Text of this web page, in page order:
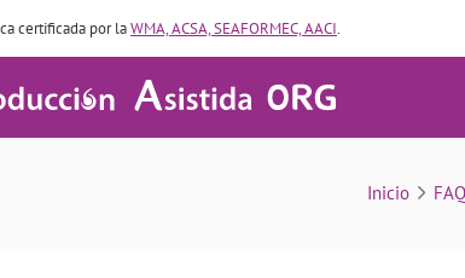
certificada por laWMA, ACSA, SEAFORMEC, AACI.
Inicio